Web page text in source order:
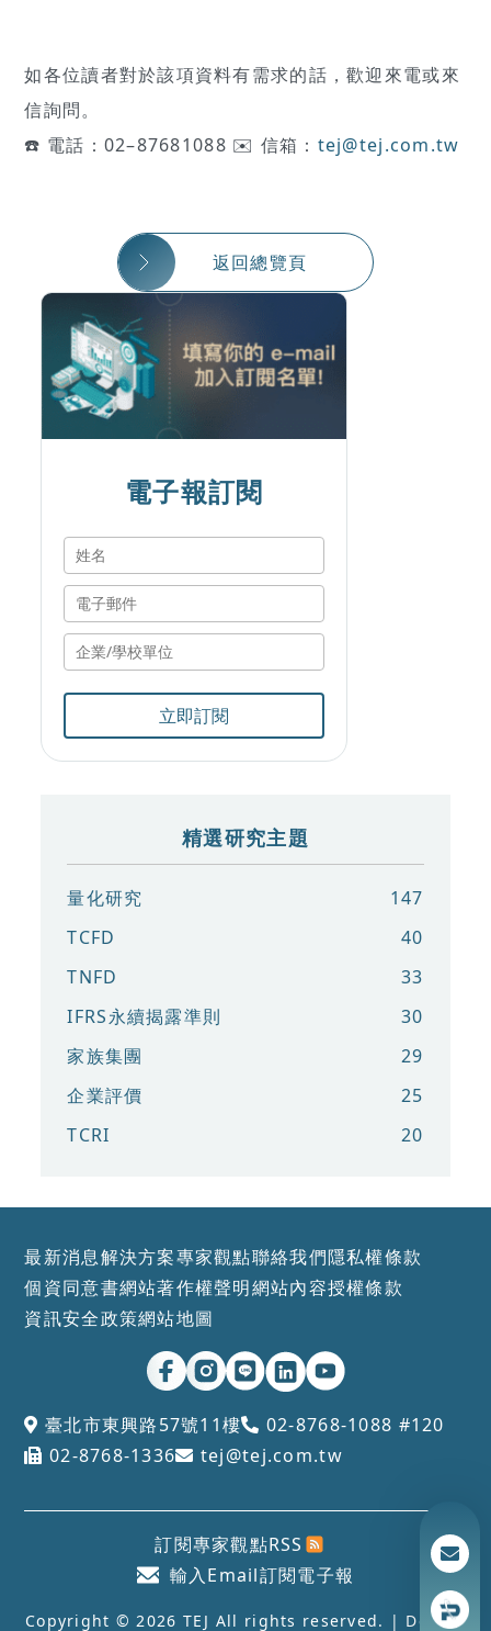
如各位讀者對於該項資料有需求的話，歡迎來電或來
信詢問。
☎️ 電話：02–87681088 ✉️ 信箱： tej@tej.com.tw
返回總覽頁
電子報訂閱
立即訂閱
精選研究主題
量化研究
147
TCFD
40
TNFD
33
IFRS永續揭露準則
30
家族集團
29
企業評價
25
TCRI
20
最新消息解決方案專家觀點聯絡我們隱私權條款
個資同意書網站著作權聲明網站內容授權條款
資訊安全政策網站地圖
臺北市東興路57號11樓
02-8768-1088 #120
02-8768-1336
tej@tej.com.tw
訂閱專家觀點RSS
輸入Email訂閱電子報
Copyright © 2026 TEJ All rights reserved. | Design